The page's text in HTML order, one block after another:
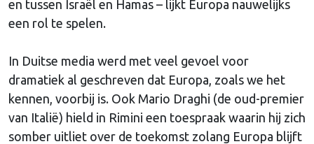
en tussen Israël en Hamas – lijkt Europa nauwelijks
een rol te spelen.
In Duitse media werd met veel gevoel voor
dramatiek al geschreven dat Europa, zoals we het
kennen, voorbij is. Ook Mario Draghi (de oud-premier
van Italië) hield in Rimini een toespraak waarin hij zich
somber uitliet over de toekomst zolang Europa blijft